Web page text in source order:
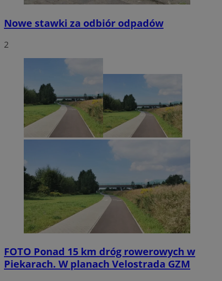
Nowe stawki za odbiór odpadów
2
FOTO Ponad 15 km dróg rowerowych w
Piekarach. W planach Velostrada GZM